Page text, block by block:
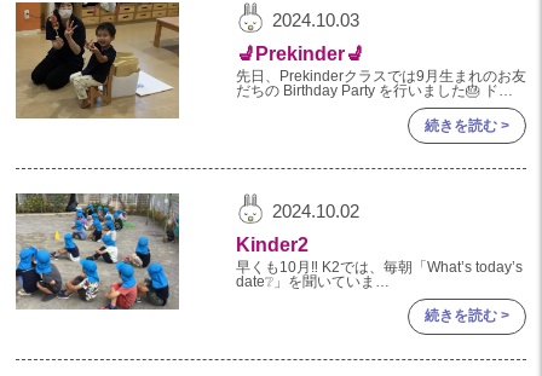
2024.10.03
💺Prekinder💺
先日、Prekinderクラスでは9月生まれのお友
だちの Birthday Party を行いました🎂 ドレ
ミファアンパンマンのお歌をみんなで歌いな
がらオープニングをし、 誕生児のお
続きを読む >
2024.10.02
Kinder2
早くも10月‼️ K2では、毎朝「What’s today’s
date❔」を聞いていま
す。 月が変わるので、
「Septemberが終わりました、今日からは
続きを読む >